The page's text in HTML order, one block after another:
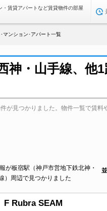
賃貸アパートなど賃貸物件の部屋
マンション･アパート一覧
神・山手線、他
見つかりました。物件一覧で賃料
が板宿駅（神戸市営地下鉄北神・
）周辺で見つかりました
F Rubra SEAM